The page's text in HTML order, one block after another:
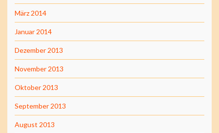
März 2014
Januar 2014
Dezember 2013
November 2013
Oktober 2013
September 2013
August 2013